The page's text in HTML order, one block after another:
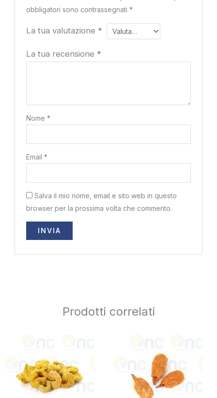
obbligatori sono contrassegnati*
La tua valutazione *
La tua recensione *
Nome*
Email*
Salva il mio nome, email e sito web in questo
browser per la prossima volta che commento.
Prodotti correlati